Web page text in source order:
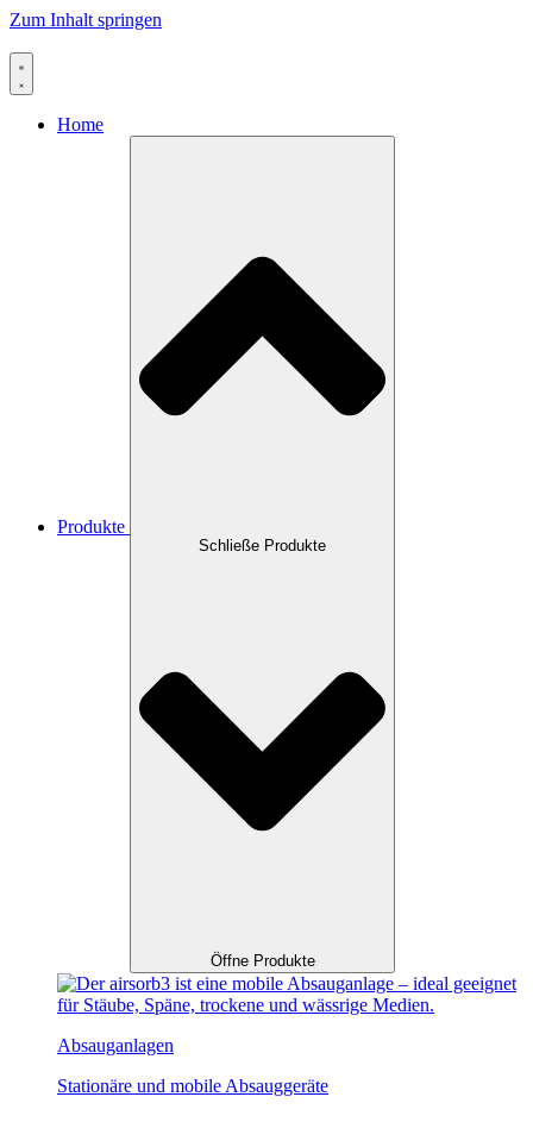
Zum Inhalt springen
Home
Produkte
Schließe Produkte
Öffne Produkte
Absauganlagen
Stationäre und mobile Absauggeräte